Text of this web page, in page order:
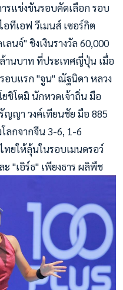
รแข่งขันรอบคัดเลือก รอบ
ทีเอฟ วีเมนส์ เซอร์กิต
นจ์" ชิงเงินรางวัล 60,000
านบาท ที่ประเทศญี่ปุ่น เมื่อ
อบแรก "จูน" ณัฐนิดา หลวง
ชิโตมิ นักหวดเจ้าถิ่น มือ
ญญา วงค์เทียนชัย มือ 885
ลกจากจีน 3-6, 1-6
ทยให้ลุ้นในรอบเมนดรอว์
"เอิร์ธ" เพียงธาร ผลิพืช